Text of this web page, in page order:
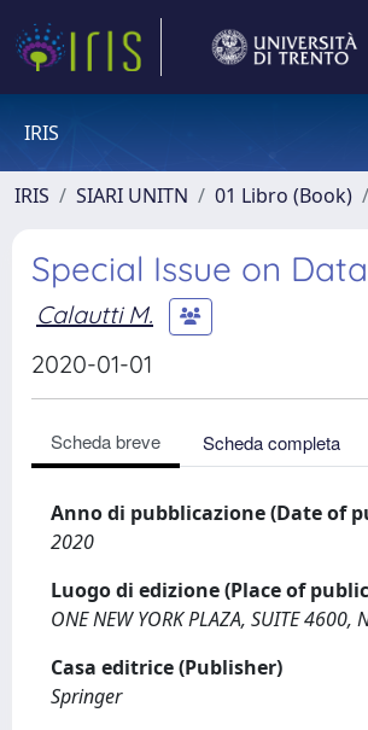
IRIS
IRIS SIARI UNITN 01 Libro (Book)
Special Issue on
Calautti M.
2020-01-01
Scheda breve Scheda completa
Anno di pubblicazione (Date of
2020
Luogo di edizione (Place of
ONE NEW YORK PLAZA, SUITE 4600,
Casa editrice (Publisher)
Springer